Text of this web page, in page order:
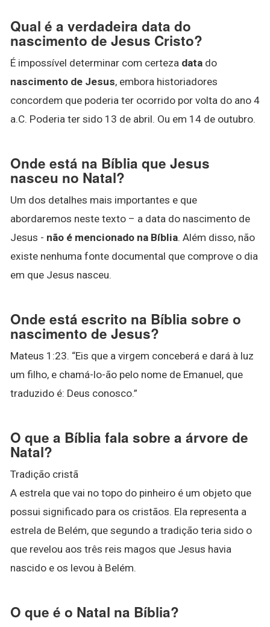
Qual é a verdadeira data do
nascimento de Jesus Cristo?
É impossível determinar com certeza data do
nascimento de Jesus, embora historiadores
concordem que poderia ter ocorrido por volta do ano 4
a.C. Poderia ter sido 13 de abril. Ou em 14 de outubro.
Onde está na Bíblia que Jesus
nasceu no Natal?
Um dos detalhes mais importantes e que
abordaremos neste texto – a data do nascimento de
Jesus - não é mencionado na Bíblia. Além disso, não
existe nenhuma fonte documental que comprove o dia
em que Jesus nasceu.
Onde está escrito na Bíblia sobre o
nascimento de Jesus?
Mateus 1:23. “Eis que a virgem conceberá e dará à luz
um filho, e chamá-lo-ão pelo nome de Emanuel, que
traduzido é: Deus conosco.”
O que a Bíblia fala sobre a árvore de
Natal?
Tradição cristã
A estrela que vai no topo do pinheiro é um objeto que
possui significado para os cristãos. Ela representa a
estrela de Belém, que segundo a tradição teria sido o
que revelou aos três reis magos que Jesus havia
nascido e os levou à Belém.
O que é o Natal na Bíblia?